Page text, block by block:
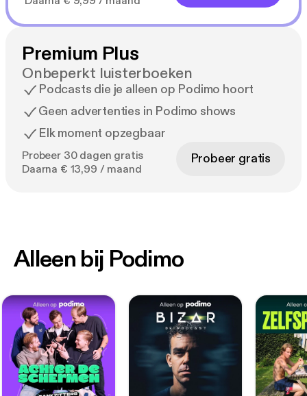
Premium Plus
Onbeperkt luisterboeken
Podcasts die je alleen op Podimo hoort
Geen advertenties in Podimo shows
Elk moment opzegbaar
Probeer 30 dagen gratis
Daarna € 13,99 / maand
Probeer gratis
Alleen bij Podimo